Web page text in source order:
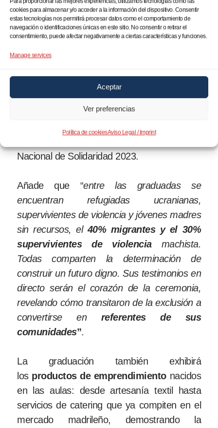
cookies para almacenar y/o acceder a la información del dispositivo. Consentir
estas tecnologías nos permitirá procesar datos como el comportamiento de
navegación o identificaciones únicas en este sitio. No consentir o retirar el
consentimiento, puede afectar negativamente a ciertas características y funciones.
Manage services
Aceptar
Ver preferencias
Política de cookiesAviso Legal / Imprint
DE LA LUCHA AL LIDERAZGO
«No hablamos de estadísticas, sino de
mujeres que han pasado de cobrar el
mensuales con su microempresa de
catering.Cada diploma representa una
familia que sale de la pobreza
Conrado Giménez, Presidente de
Nacional de Solidaridad 2023.
Añade que “entre las graduadas se
encuentran refugiadas ucranianas,
supervivientes de violencia y jóvenes madres
sin recursos, el40% migrantes y el 30%
supervivientes de violenciamachista.
Todas comparten la determinación de
construir un futuro digno. Sus testimonios en
directo serán el corazón de la ceremonia,
revelando cómo transitaron de la exclusión a
convertirse en referentes de sus
comunidades”.
La graduación también exhibirá
los productos de emprendimientonacidos
en las aulas: desde artesanía textil hasta
servicios de catering que ya compiten en el
mercado madrileño, demostrando la